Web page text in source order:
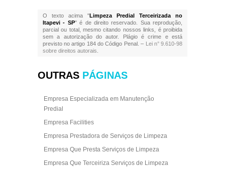
O texto acima "Limpeza Predial Terceirizada no
Itapevi - SP" é de direito reservado. Sua reprodução,
parcial ou total, mesmo citando nossos links, é proibida
sem a autorização do autor. Plágio é crime e está
previsto no artigo 184 do Código Penal. – Lei n° 9.610-98
sobre direitos autorais
OUTRAS PÁGINAS
Empresa Especializada em Manutenção
Predial
Empresa Facilities
Empresa Prestadora de Serviços de Limpeza
Empresa Que Presta Serviços de Limpeza
Empresa Que Terceiriza Serviços de Limpeza